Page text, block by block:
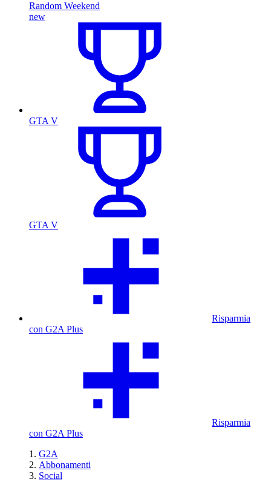
Random Weekend
new
GTA V
GTA V
Risparmia
con G2A Plus
Risparmia
con G2A Plus
G2A
Abbonamenti
Social